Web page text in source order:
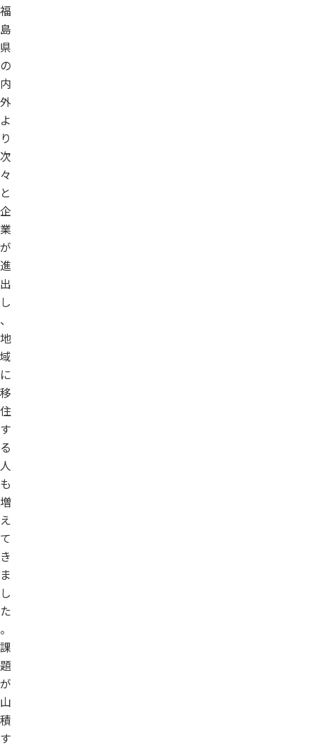
福
島
県
の
内
外
よ
り
次
々
と
企
業
が
進
出
し
、
地
域
に
移
住
す
る
人
も
増
え
て
き
ま
し
た
。
課
題
が
山
積
す